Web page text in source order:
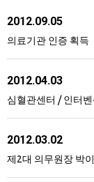
2012.09.05
의료기관 인증 획득
2012.04.03
심혈관센터 / 인터
2012.03.02
제2대 의무원장 박